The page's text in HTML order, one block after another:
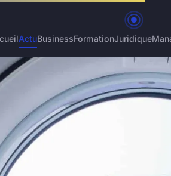
ActuBusinessFormationJuridique